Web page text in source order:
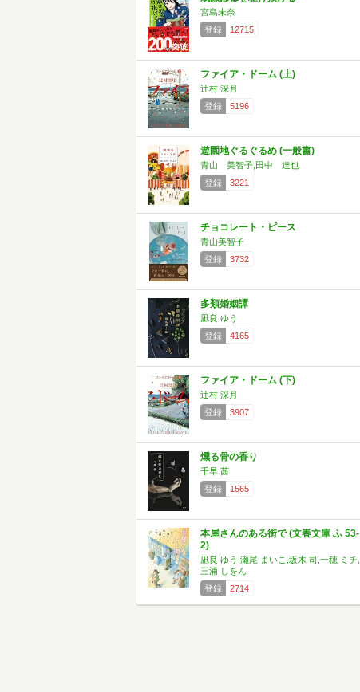
宮島未奈
登録
12715
ファイア・ドーム (上)
辻村 深月
登録
5196
遊園地ぐるぐるめ (一般書)
青山 美智子,田中 達也
登録
3221
チョコレート・ピース
青山美智子
登録
3732
多類婚姻譚
凪良 ゆう
登録
4165
ファイア・ドーム (下)
辻村 深月
登録
3907
燻る骨の香り
千早 茜
登録
1565
本屋さんのある街で (文春文庫 ふ 53-
2)
凪良 ゆう,瀬尾 まいこ,坂木 司,一穂 ミチ,
三浦 しをん
登録
2714